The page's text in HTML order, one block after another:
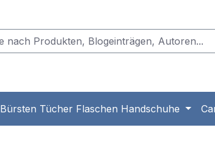
Bürsten Tücher Flaschen Handschuhe